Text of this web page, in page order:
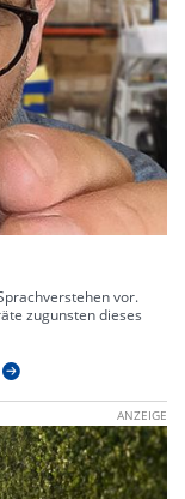
vor.
zugunsten dieses
ANZEIGE